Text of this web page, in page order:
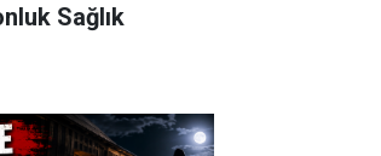
Sağlık